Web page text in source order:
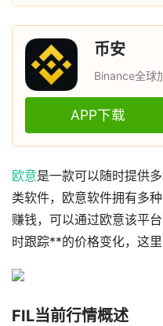
币安
Binance全球
APP下载
欧意是一款可以随时提供
类软件，欧意软件拥有多
赚钱，可以通过欧意该平
时跟踪**的价格变化，这里
FIL当前行情概述